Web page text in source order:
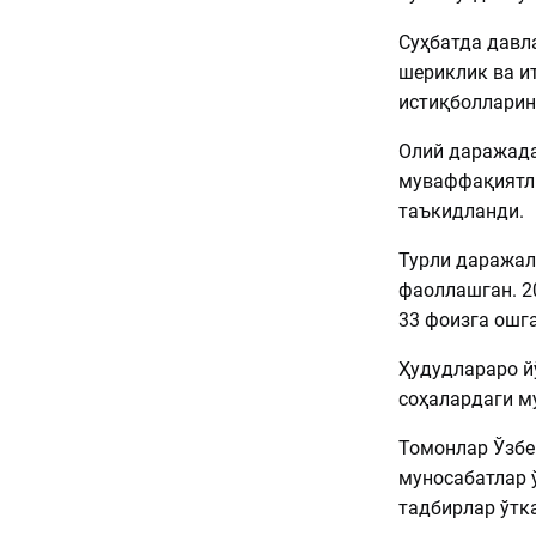
Суҳбатда
шериклик ва
Олий
таъкидланди.
Турли
фаоллашган.
33 фоизга
Ҳудудлараро
соҳалардаги
Томонлар
муносабатлар
тадбирлар